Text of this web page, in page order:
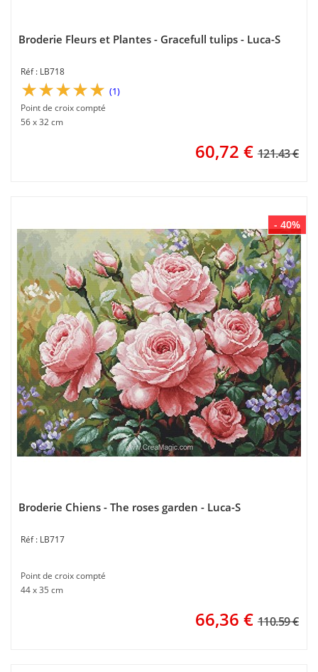
Broderie Fleurs et Plantes - Gracefull tulips - Luca-S
LB718
(1)
Point de croix compté
56 x 32 cm
60,72 € 121.43 €
- 40%
Broderie Chiens - The roses garden - Luca-S
LB717
Point de croix compté
44 x 35 cm
66,36 € 110.59 €